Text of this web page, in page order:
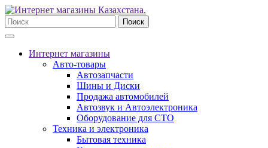
Поиск
Интернет магазины
Авто-товары
Автозапчасти
Шины и Диски
Продажа автомобилей
Автозвук и Автоэлектроника
Оборудование для СТО
Техника и электроника
Бытовая техника